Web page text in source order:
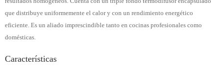
que distribuye uniformemente el calor y con un rendimiento energético
eficiente. Es un aliado imprescindible tanto en cocinas profesionales como
domésticas.
Características